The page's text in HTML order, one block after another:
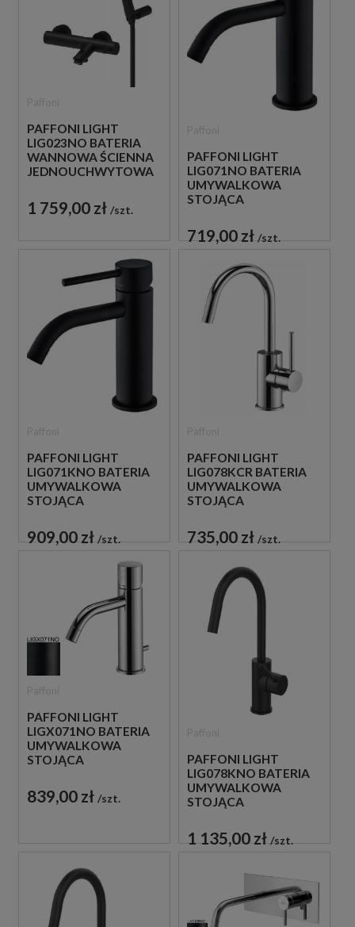
PAFFONI LIGHT
LIG023NO BATERIA
WANNOWA ŚCIENNA
JEDNOUCHWYTOWA
1 759,00 zł szt.
PAFFONI LIGHT
LIG071NO BATERIA
UMYWALKOWA
STOJĄCA
CZARNA
719,00 zł szt.
PAFFONI LIGHT
LIG071KNO BATERIA
UMYWALKOWA
STOJĄCA
CZARNA
909,00 zł szt.
PAFFONI LIGHT
LIG078KCR BATERIA
UMYWALKOWA
STOJĄCA
CHROM
735,00 zł szt.
PAFFONI LIGHT
LIGX071NO BATERIA
UMYWALKOWA
STOJĄCA
CZARNA
839,00 zł szt.
PAFFONI LIGHT
LIG078KNO BATERIA
UMYWALKOWA
STOJĄCA
CZARNA
1 135,00 zł szt.